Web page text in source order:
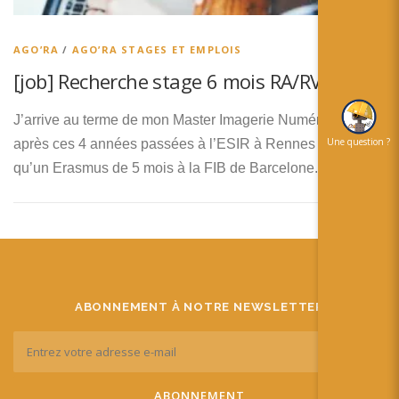
Español
AGO’RA / AGO’RA STAGES ET EMPLOIS
[job] Recherche stage 6 mois RA/RV/RM
J’arrive au terme de mon Master Imagerie Numérique
après ces 4 années passées à l’ESIR à Rennes ainsi
qu’un Erasmus de 5 mois à la FIB de Barcelone. Je suis …
ABONNEMENT À NOTRE NEWSLETTER
Une question ?